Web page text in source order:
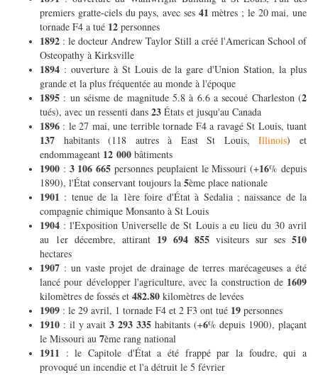
premiers gratte-ciels du pays, avec ses 41mètres ; le 20 mai, une
tornade F4 a tué 12 personnes
1892 : le docteur Andrew Taylor Still a créé l'American School of
Osteopathy à Kirksville
1894 : ouverture à St Louis de la gare d'Union Station, la plus
grande et la plus fréquentée au monde à l'époque
1895 : un séisme de magnitude 5.8 à 6.6 a secoué Charleston (2
tués), avec un ressenti dans 23 États et jusqu'au Canada
1896 : le 27 mai, une terrible tornade F4 a ravagé St Louis, tuant
137 habitants (118 autres à East St Louis,Illinois) et
endommageant 12 000 bâtiments
1900 : 3 106 665 personnes peuplaient le Missouri (+16% depuis
1890), l'État conservant toujours la 5ème place nationale
1901 : tenue de la 1ère foire d'État à Sedalia ; naissance de la
compagnie chimique Monsanto à St Louis
1904 : l'Exposition Universelle de St Louis a eu lieu du 30 avril
au 1er décembre, attirant 19 694 855 visiteurs sur ses 510
hectares
1907 : un vaste projet de drainage de terres marécageuses a été
lancé pour développer l'agriculture, avec la construction de 1609
kilomètres de fossés et 482.80 kilomètres de levées
1909 : le 29 avril, 1 tornade F4 et 2 F3 ont tué 19 personnes
1910 : il y avait3 293 335 habitants (+6% depuis 1900), plaçant
le Missouri au 7ème rang national
1911 : le Capitole d'État a été frappé par la foudre, qui a
provoqué un incendie et l'a détruit le 5 février